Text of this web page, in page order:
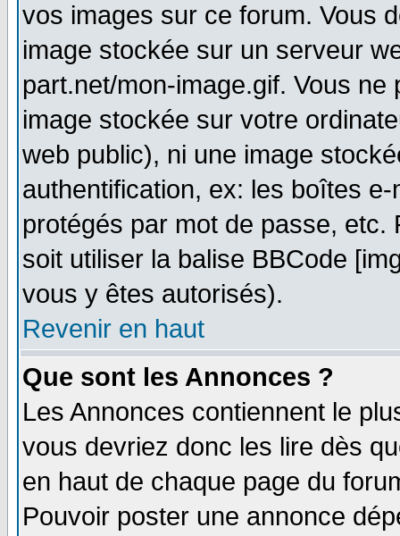
vos images sur ce forum. Vous
image stockée sur un serveur
part.net/mon-image.gif. Vous
image stockée sur votre
web public), ni une image
authentification, ex: les boîtes
protégés par mot de passe,
soit utiliser la balise BBCode
vous y êtes autorisés).
Revenir en haut
Que sont les Annonces ?
Les Annonces contiennent le
vous devriez donc les lire dès
en haut de chaque page du
Pouvoir poster une annonce